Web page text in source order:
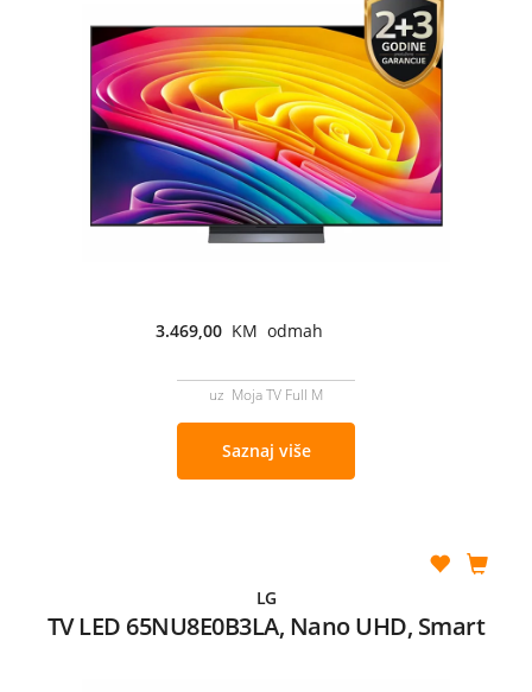
3.469,00 KM odmah
uz Moja TV Full M
Saznaj više
LG
TV LED 65NU8E0B3LA, Nano UHD, Smart